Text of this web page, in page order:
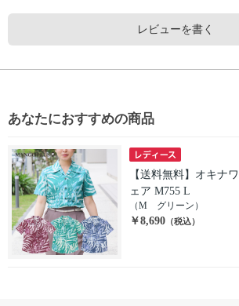
レビューを書く
あなたにおすすめの商品
【送料無料】オキナ
ェア M755 L
（M グリーン）
￥8,690 （税込）